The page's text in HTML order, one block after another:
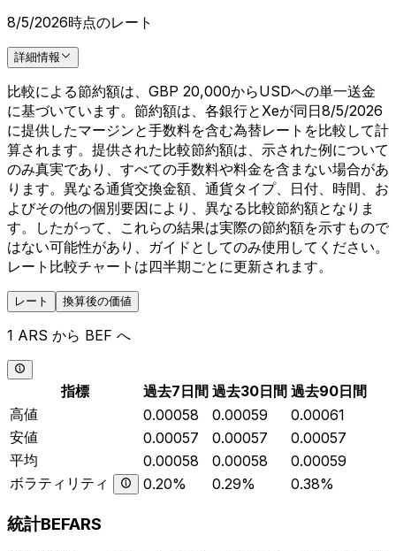
8/5/2026時点のレート
詳細情報
比較による節約額は、GBP 20,000からUSDへの単一送金
に基づいています。節約額は、各銀行とXeが同日8/5/2026
に提供したマージンと手数料を含む為替レートを比較して計
算されます。提供された比較節約額は、示された例について
のみ真実であり、すべての手数料や料金を含まない場合があ
ります。異なる通貨交換金額、通貨タイプ、日付、時間、お
よびその他の個別要因により、異なる比較節約額となりま
す。したがって、これらの結果は実際の節約額を示すもので
はない可能性があり、ガイドとしてのみ使用してください。
レート比較チャートは四半期ごとに更新されます。
レート 換算後の価値
1 ARS から BEF へ
指標 過去7日間 過去30日間 過去90日間
高値
0.00058 0.00059
0.00061
安値
0.00057 0.00057
0.00057
平均
0.00058 0.00058
0.00059
ボラティリティ
0.20% 0.29% 0.38%
統計BEFARS